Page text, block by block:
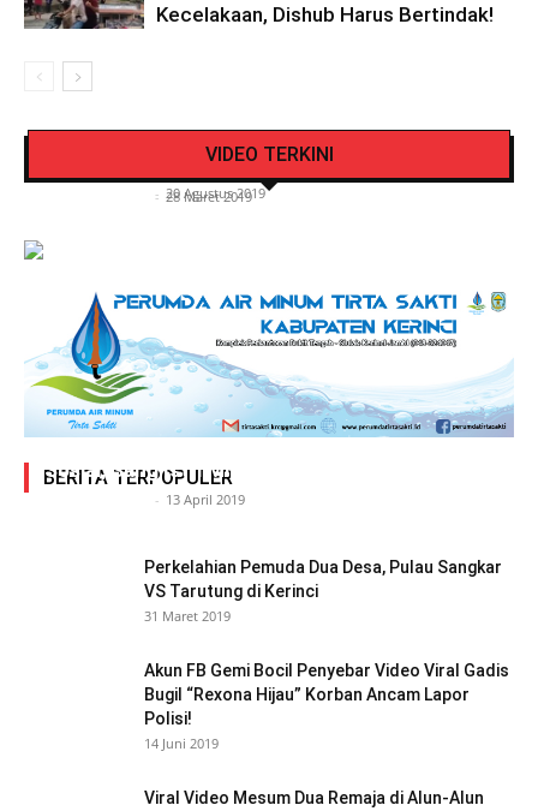
Kecelakaan, Dishub Harus Bertindak!
VIDEO TERKINI
Video Detik Evakuasi Jasad Iglesias di Gunung
- 20 Agustus 2019
Lantas Polres Kerinci Beri Pengendara Segelas
- 28 Maret 2019
BERITA TERPOPULER
Adegan Ranjang Dua Kadis, Perhubungan Vs
Sosial, Sang Istri Miliki Bukti Video Mesum Hot
- 13 April 2019
Perkelahian Pemuda Dua Desa, Pulau Sangkar
VS Tarutung di Kerinci
31 Maret 2019
Akun FB Gemi Bocil Penyebar Video Viral Gadis
Bugil “Rexona Hijau” Korban Ancam Lapor
Polisi!
14 Juni 2019
Viral Video Mesum Dua Remaja di Alun-Alun